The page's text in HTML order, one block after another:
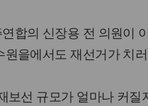
합의 신장용 전 의원이
을에서도 재선거가 치
보선 규모가 얼마나 커질